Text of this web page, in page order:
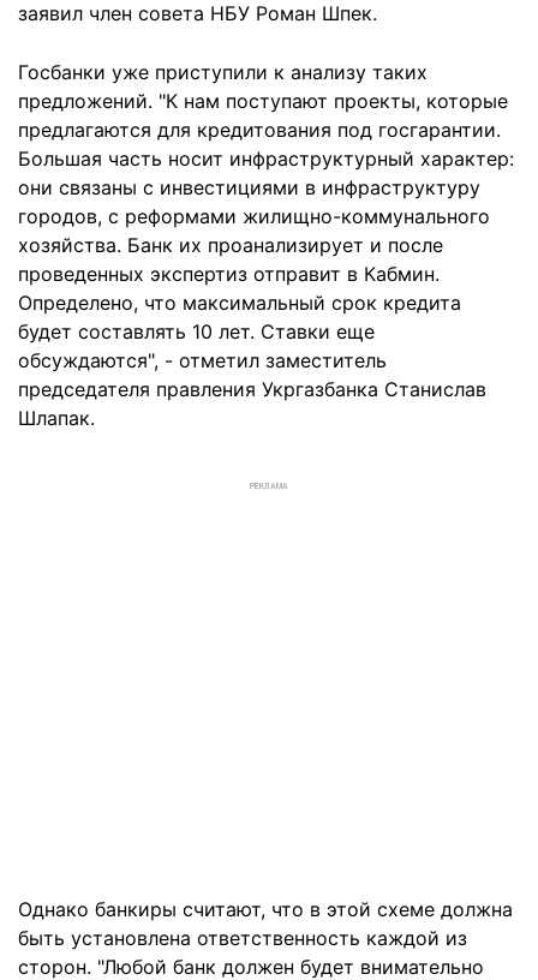
заявил член совета НБУ Роман Шпек.
Госбанки уже приступили к анализу таких
предложений. "К нам поступают проекты, которые
предлагаются для кредитования под госгарантии.
Большая часть носит инфраструктурный характер:
они связаны с инвестициями в инфраструктуру
городов, с реформами жилищно-коммунального
хозяйства. Банк их проанализирует и после
проведенных экспертиз отправит в Кабмин.
Определено, что максимальный срок кредита
будет составлять 10 лет. Ставки еще
обсуждаются", - отметил заместитель
председателя правления Укргазбанка Станислав
Шлапак.
РЕКЛАМА
Однако банкиры считают, что в этой схеме должна
быть установлена ответственность каждой из
сторон. "Любой банк должен будет внимательно